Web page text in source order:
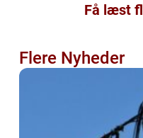
Få læst
Flere Nyheder